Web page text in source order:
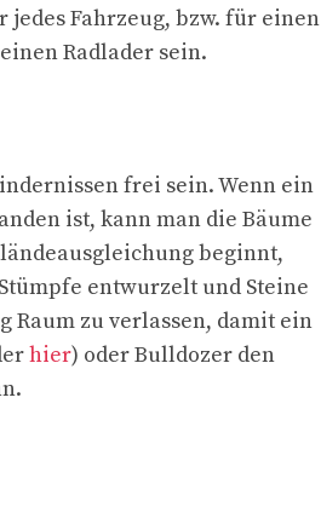
Fahrzeug, bzw. für einen
Radlader sein.
frei sein. Wenn ein
ist, kann man die Bäume
beginnt,
entwurzelt und Steine
Raum zu verlassen, damit ein
hier) oder Bulldozer den